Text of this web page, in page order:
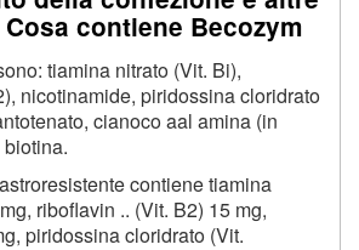
contiene Becozym
tiamina nitrato (Vit. Bi),
nicotinamide, piridossina cloridrato
cianoco aal amina (in
contiene tiamina
riboflavin .. (Vit. B2) 15 mg,
piridossina cloridrato (Vit.